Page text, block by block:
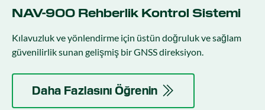
NAV-900 Rehberlik Kontrol Sistemi
Kılavuzluk ve yönlendirme için üstün doğruluk ve sağlam
güvenilirlik sunan gelişmiş bir GNSS direksiyon.
Daha Fazlasını Öğrenin